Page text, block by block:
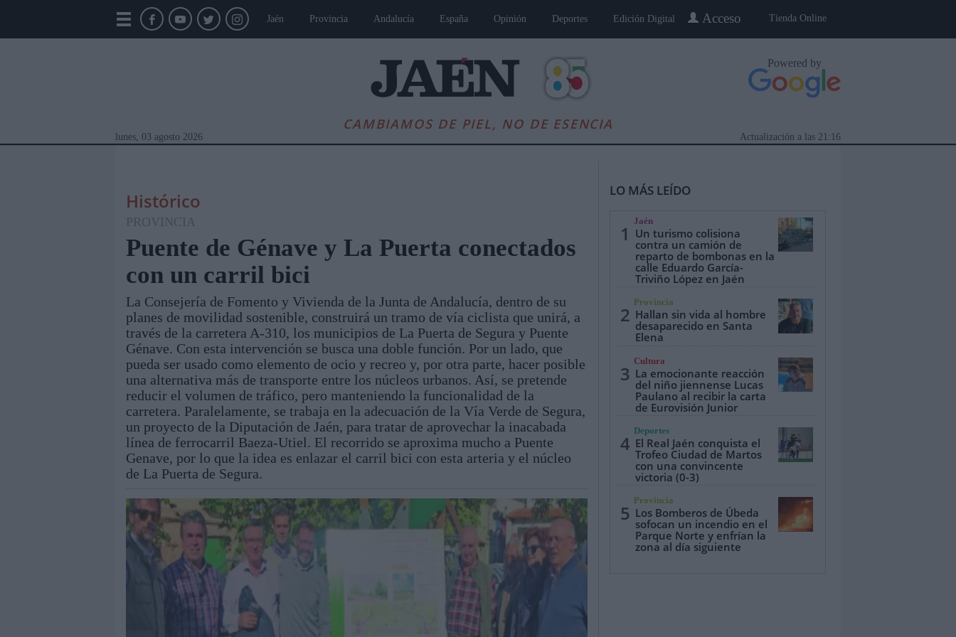
Tienda Online
Acceso
Jaén Provincia Andalucía España Opinión Deportes Edición Digital
CAMBIAMOS DE PIEL, NO DE ESENCIA
Powered by
lunes, 03 agosto 2026 21:16
Actualización a las
Módulos Portada Jaén Provincia Linares Jaén, Pueblo a Pueblo Gente
Histórico
PROVINCIA
Puente de Génave y La Puerta conectados
con un carril bici
La Consejería de Fomento y Vivienda de la Junta de Andalucía, dentro de su
planes de movilidad sostenible, construirá un tramo de vía ciclista que unirá, a
través de la carretera A-310, los municipios de La Puerta de Segura y Puente
Génave. Con esta intervención se busca una doble función. Por un lado, que
pueda ser usado como elemento de ocio y recreo y, por otra parte, hacer posible
una alternativa más de transporte entre los núcleos urbanos. Así, se pretende
reducir el volumen de tráfico, pero manteniendo la funcionalidad de la
carretera. Paralelamente, se trabaja en la adecuación de la Vía Verde de Segura,
un proyecto de la Diputación de Jaén, para tratar de aprovechar la inacabada
línea de ferrocarril Baeza-Utiel. El recorrido se aproxima mucho a Puente
Genave, por lo que la idea es enlazar el carril bici con esta arteria y el núcleo
de La Puerta de Segura.
LO MÁS LEÍDO
1
Jaén
Un turismo colisiona
contra un camión de
reparto de bombonas en la
calle Eduardo García-
Triviño López en Jaén
2
Provincia
Hallan sin vida al hombre
desaparecido en Santa
Elena
3
Cultura
La emocionante reacción
del niño jiennense Lucas
Paulano al recibir la carta
de Eurovisión Junior
4
Deportes
El Real Jaén conquista el
Trofeo Ciudad de Martos
con una convincente
victoria (0-3)
5
Provincia
Los Bomberos de Úbeda
sofocan un incendio en el
Parque Norte y enfrían la
zona al día siguiente